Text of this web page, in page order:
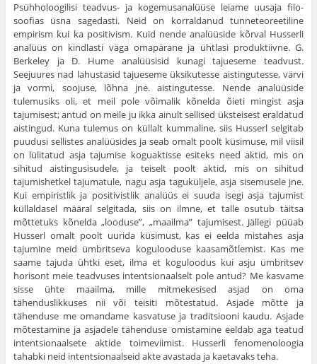
Psühholoogilisi teadvus- ja kogemusanalüüse leiame uusaja filo­
soofias üsna sagedasti. Neid on korraldanud tunneteoreetiline
empirism kui ka positivism. Kuid nende analüüside kõrval Husserli
analüüs on kindlasti väga omapärane ja ühtlasi produktiivne. G.
Berkeley ja D. Hume analüüsisid kunagi tajueseme teadvust.
Seejuures nad lahustasid tajueseme üksikutesse aistingutesse, värvi
ja vormi, soojuse, lõhna jne. aistingutesse. Nende analüüside
tulemusiks oli, et meil pole võimalik kõnelda õieti mingist asja
tajumisest; antud on meile ju ikka ainult sellised üksteisest eraldatud
aistingud. Kuna tulemus on küllalt kummaline, siis Husserl selgitab
puudusi sellistes analüüsides ja seab omalt poolt küsimuse, mil viisil
on lülitatud asja tajumise koguaktisse esiteks need aktid, mis on
sihitud aistingusisu­dele, ja teiselt poolt aktid, mis on sihitud
tajumishetkel tajumatule, nagu asja taguküljele, asja sisemusele jne.
Kui empiristlik ja positi­vistlik analüüs ei suuda isegi asja tajumist
küllaldasel määral selgi­tada, siis on ilmne, et talle osutub täitsa
mõttetuks kõnelda „looduse”, „maailma” tajumisest. Jällegi püüab
Husserl omalt poolt uurida küsi­must, kas ei eelda mistahes asja
tajumine meid ümbritseva koguloo­duse kaasamõtlemist. Kas me
saame tajuda ühtki eset, ilma et kogu­loodus kui asju ümbritsev
horisont meie teadvuses intentsionaalselt pole antud? Me kasvame
sisse ühte maailma, mille mitmekesised asjad on oma
tähenduslikkuses nii või teisiti mõtestatud. Asjade mõtte ja
tähenduse me omandame kasvatuse ja traditsiooni kaudu. Asjade
mõtestamine ja asjadele tähenduse omistamine eeldab aga teatud
intentsionaalsete aktide toimeviimist. Husserli fenomenoloogia
tahabki neid intentsionaalseid akte avastada ja kaetavaks teha.